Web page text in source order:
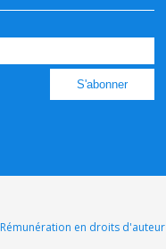
Rémunération en droits d'auteur